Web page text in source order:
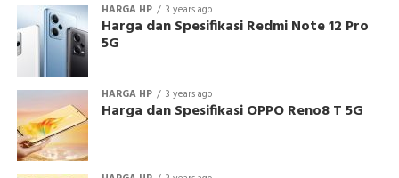
HARGA HP 3 years ago
Harga dan Spesifikasi Redmi Note 12 Pro
5G
HARGA HP 3 years ago
Harga dan Spesifikasi OPPO Reno8 T 5G